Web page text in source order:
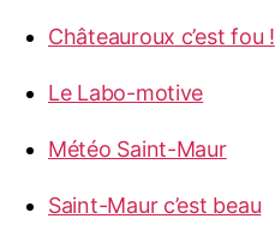
Châteauroux c’est fou !
Le Labo-motive
Météo Saint-Maur
Saint-Maur c’est beau